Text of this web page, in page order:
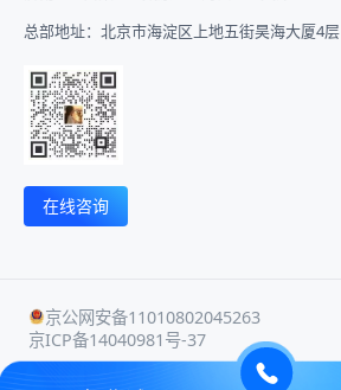
总部地址：北京市海淀区上地五街昊海大厦4层
在线咨询
京公网安备11010802045263
京ICP备14040981号-37